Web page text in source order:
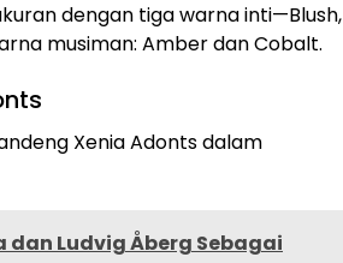
dengan tiga warna inti—Blush,
musiman: Amber dan Cobalt.
Xenia Adonts dalam
dan Ludvig Åberg Sebagai